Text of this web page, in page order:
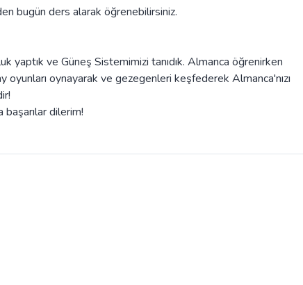
bugün ders alarak öğrenebilirsiniz.
yaptık ve Güneş Sistemimizi tanıdık. Almanca öğrenirken
oynayarak ve gezegenleri keşfederek Almanca'nızı
başarılar dilerim!